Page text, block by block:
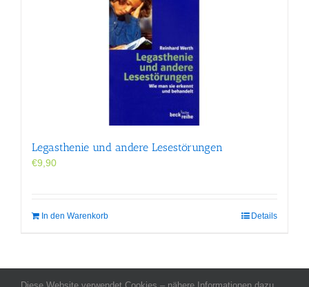
Legasthenie und andere Lesestörungen
€9,90
In den Warenkorb Details